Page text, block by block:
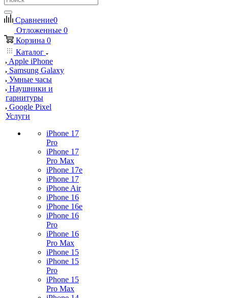
Сравнение0
Отложенные 0
Корзина 0
Каталог
Apple iPhone
Samsung Galaxy
Умные часы
Наушники и
гарнитуры
Google Pixel
Услуги
iPhone 17
Pro
iPhone 17
Pro Max
iPhone 17e
iPhone 17
iPhone Air
iPhone 16
iPhone 16e
iPhone 16
Pro
iPhone 16
Pro Max
iPhone 15
iPhone 15
Pro
iPhone 15
Pro Max